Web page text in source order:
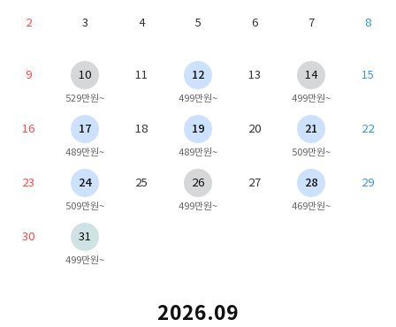
2 3 4 5 6 7 8
9 10
529만원~
11 12
499만원~
13 14
499만원~
15
16 17
489만원~
18 19
489만원~
20 21
509만원~
22
23 24
509만원~
25 26
499만원~
27 28
469만원~
29
30 31
499만원~
2026.09